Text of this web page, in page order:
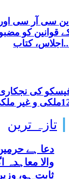
تازہ ترین
دعا ہے
والا
ثابت ہو،
سی آر سی
قوانین کو
کتاب...
کی
گروپ میدان میں